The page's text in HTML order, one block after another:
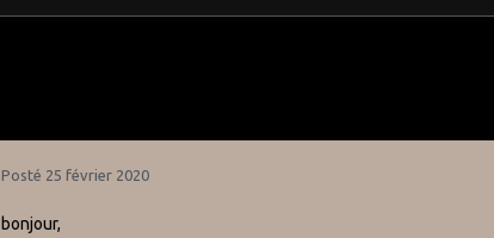
Posté 25 février 2020
bonjour,